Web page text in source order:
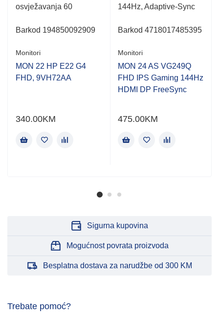
osvježavanja 60
Barkod 194850092909
Monitori
MON 22 HP E22 G4
FHD, 9VH72AA
340.00KM
144Hz, Adaptive-Sync
Barkod 4718017485395
Monitori
MON 24 AS VG249Q
FHD IPS Gaming 144Hz
HDMI DP FreeSync
475.00KM
Sigurna kupovina
Mogućnost povrata proizvoda
Besplatna dostava za narudžbe od 300 KM
Trebate pomoć?